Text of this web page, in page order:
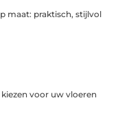
maat: praktisch, stijlvol
voor uw vloeren